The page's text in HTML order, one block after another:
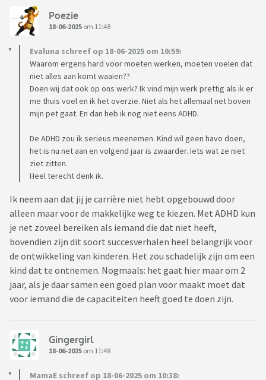
Poezie
18-06-2025 om 11:48
Evaluna schreef op 18-06-2025 om 10:59:
Waarom ergens hard voor moeten werken, moeten voelen dat
niet alles aan komt waaien??
Doen wij dat ook op ons werk? Ik vind mijn werk prettig als ik er
me thuis voel en ik het overzie. Niet als het allemaal net boven
mijn pet gaat. En dan heb ik nog niet eens ADHD.
De ADHD zou ik serieus meenemen. Kind wil geen havo doen,
het is nu net aan en volgend jaar is zwaarder. Iets wat ze niet
ziet zitten.
Heel terecht denk ik.
Ik neem aan dat jij je carrière niet hebt opgebouwd door
alleen maar voor de makkelijke weg te kiezen. Met ADHD kun
je net zoveel bereiken als iemand die dat niet heeft,
bovendien zijn dit soort succesverhalen heel belangrijk voor
de ontwikkeling van kinderen. Het zou schadelijk zijn om een
kind dat te ontnemen. Nogmaals: het gaat hier maar om 2
jaar, als je daar samen een goed plan voor maakt moet dat
voor iemand die de capaciteiten heeft goed te doen zijn.
Gingergirl
18-06-2025 om 11:48
MamaE schreef op 18-06-2025 om 10:38: